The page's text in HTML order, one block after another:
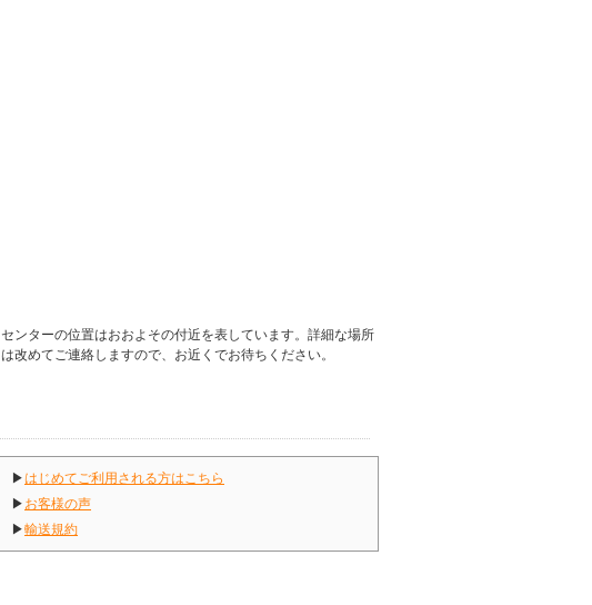
センターの位置はおおよその付近を表しています。詳細な場所
は改めてご連絡しますので、お近くでお待ちください。
▶はじめてご利用される方はこちら
▶ お客様の声
▶輸送規約